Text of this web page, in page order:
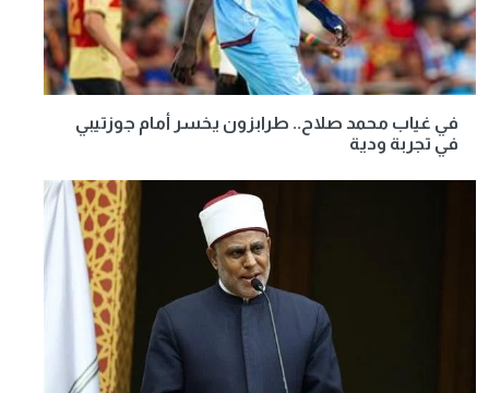
في غياب محمد صلاح.. طرابزون يخسر أمام جوزتيبي
في تجربة ودية